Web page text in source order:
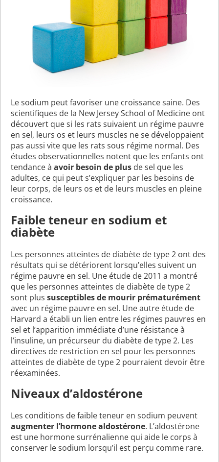
Le sodium peut favoriser une croissance saine. Des
scientifiques de la New Jersey School of Medicine ont
découvert que si les rats suivaient un régime pauvre
en sel, leurs os et leurs muscles ne se développaient
pas aussi vite que les rats sous régime normal. Des
études observationnelles notent que les enfants ont
tendance àavoir besoin de plus de sel que les
adultes, ce qui peut s’expliquer par les besoins de
leur corps, de leurs os et de leurs muscles en pleine
croissance.
Faible teneur en sodium et
diabète
Les personnes atteintes de diabète de type 2 ont des
résultats qui se détériorent lorsqu’elles suivent un
régime pauvre en sel. Une étude de 2011 a montré
que les personnes atteintes de diabète de type 2
sont plussusceptibles de mourir prématurément
avec un régime pauvre en sel. Une autre étude de
Harvard a établi un lien entre les régimes pauvres en
sel et l’apparition immédiate d’une résistance à
l’insuline, un précurseur du diabète de type 2. Les
directives de restriction en sel pour les personnes
atteintes de diabète de type 2 pourraient devoir être
réexaminées.
Niveaux d’aldostérone
Les conditions de faible teneur en sodium peuvent
augmenter l’hormone aldostérone. L’aldostérone
est une hormone surrénalienne qui aide le corps à
conserver le sodium lorsqu’il est perçu comme rare.